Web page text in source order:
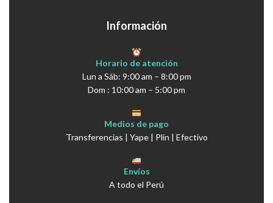
Información
Horario de atención
Lun a Sáb: 9:00 am – 8:00 pm
Dom : 10:00 am – 5:00 pm
Medios de pago
Transferencias | Yape | Plin | Efectivo
Envíos
A todo el Perú